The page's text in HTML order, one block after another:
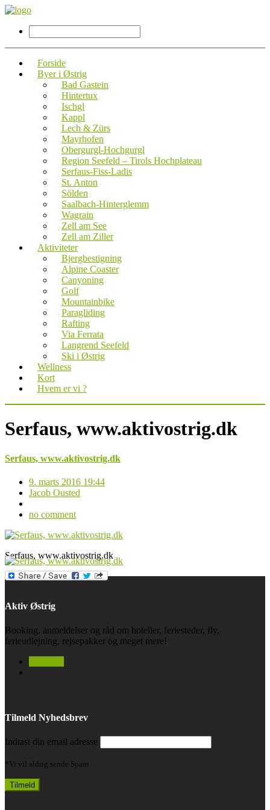
Forside
Byer i Østrig
Bad Gastein
Hintertux
Ischgl
Kappl
Lech & Zürs
Mayrhofen
Obergurgl-Hochgurgl
Region Seefeld – Tirols Hochplateau
Serfaus-Fiss-Ladis
St. Anton
Sölden
Saalbach-Hinterglemm
Wagrain
Zell am See
Zell am Ziller
Aktiviteter
Bjergbestigning
Alpine Coaster
Canyoning
Golf
Mountainbike
Paragliding
Rafting
Via Ferrata
Langrend Seefeld
Ski i Østrig
Wellness
Kort
Hvem er vi ?
Serfaus, www.aktivostrig.dk
Serfaus, www.aktivostrig.dk
9. marts 2016 19:44
Jacob Ousted
no comment
Serfaus, www.aktivostrig.dk
Aktiv Østrig
Booking, anmeldelser og råd om hoteller, feriesteder, fly,
ferieudlejning, rejsepakker og meget mere!
Tilmeld Nyhedsbrev
Indtast din email adresse
*Vi vil aldrig sende Spam